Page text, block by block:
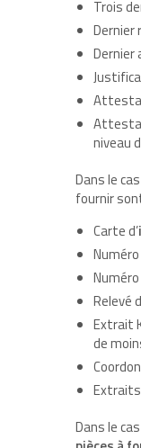
Trois
Dernier
Dernier
niveau
Dans le
fournir
Carte d’
Numéro
Numéro
Relevé
Extrait
de
Dans le